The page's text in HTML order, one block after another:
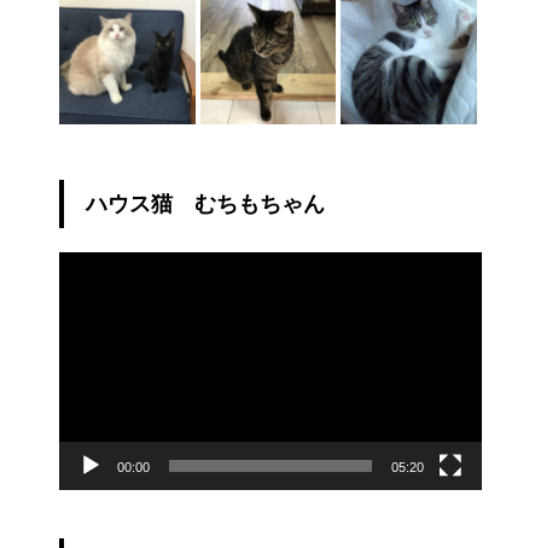
ハウス猫 むちもちゃん
00:00 05:20